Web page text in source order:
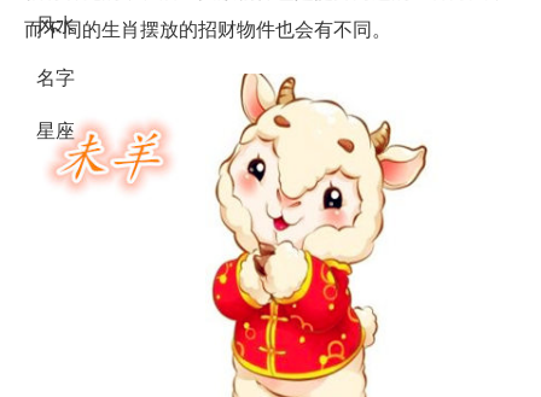
风水
名字
星座
而不同的生肖摆放的招财物件也会有不同。